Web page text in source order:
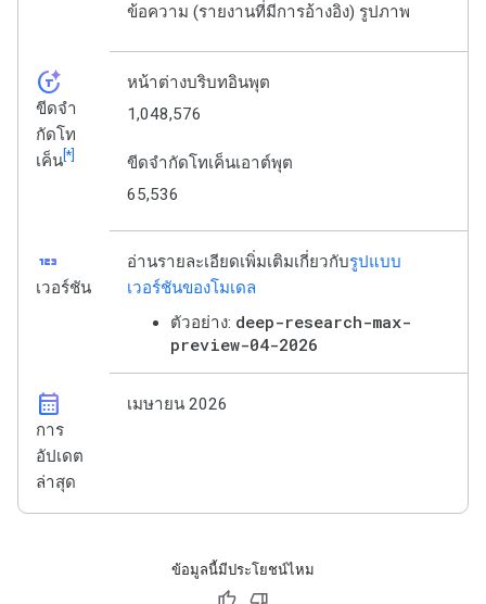
ข้อความ (รายงานที่มีการอ้างอิง) รูปภาพ
token_auto
ขีดจำ
กัดโท
เค็น[*]
หน้าต่างบริบทอินพุต
1,048,576
ขีดจำกัดโทเค็นเอาต์พุต
65,536
123
เวอร์ชัน
อ่านรายละเอียดเพิ่มเติมเกี่ยวกับรูปแบบ
เวอร์ชันของโมเดล
ตัวอย่าง: deep-research-max-
preview-04-2026
calendar_month
การ
อัปเดต
ล่าสุด
เมษายน 2026
ข้อมูลนี้มีประโยชน์ไหม